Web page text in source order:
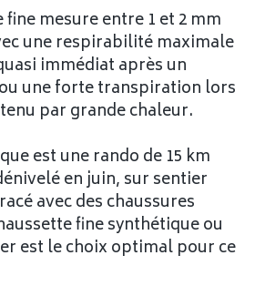
fine mesure entre 1 et 2 mm
une respirabilité maximale
immédiat après un
une forte transpiration lors
par grande chaleur.
est une rando de 15 km
en juin, sur sentier
avec des chaussures
fine synthétique ou
est le choix optimal pour ce